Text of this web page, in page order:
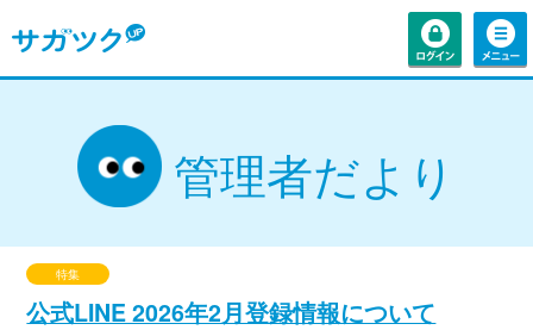
管理者だより
特集
公式LINE 2026年2月登録情報について